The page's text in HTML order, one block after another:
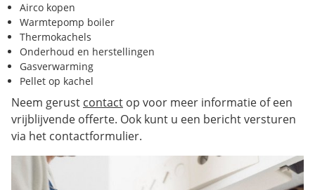
Airco kopen
Warmtepomp boiler
Thermokachels
Onderhoud en herstellingen
Gasverwarming
Pellet op kachel
Neem gerust contact op voor meer informatie of een
vrijblijvende offerte. Ook kunt u een bericht versturen
via het contactformulier.